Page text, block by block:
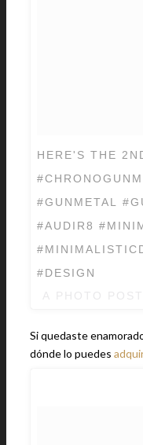
HERE'S THE
#GUNMETAL
#AUDIR8
#DESIGN
Si quedaste
dónde lo puedes